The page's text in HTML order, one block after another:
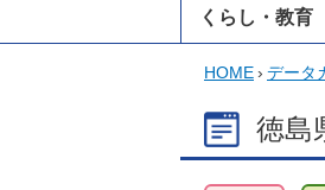
くらし・教育
HOME› データ
徳島